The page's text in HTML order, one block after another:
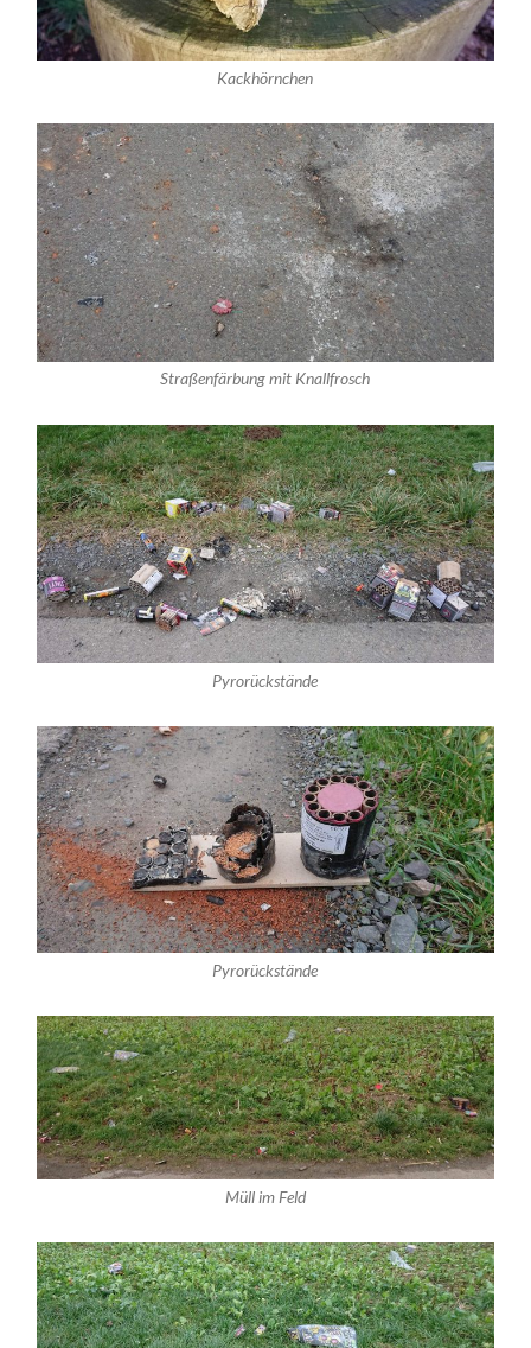
Kackhörnchen
Straßenfärbung mit Knallfrosch
Pyrorückstände
Pyrorückstände
Müll im Feld